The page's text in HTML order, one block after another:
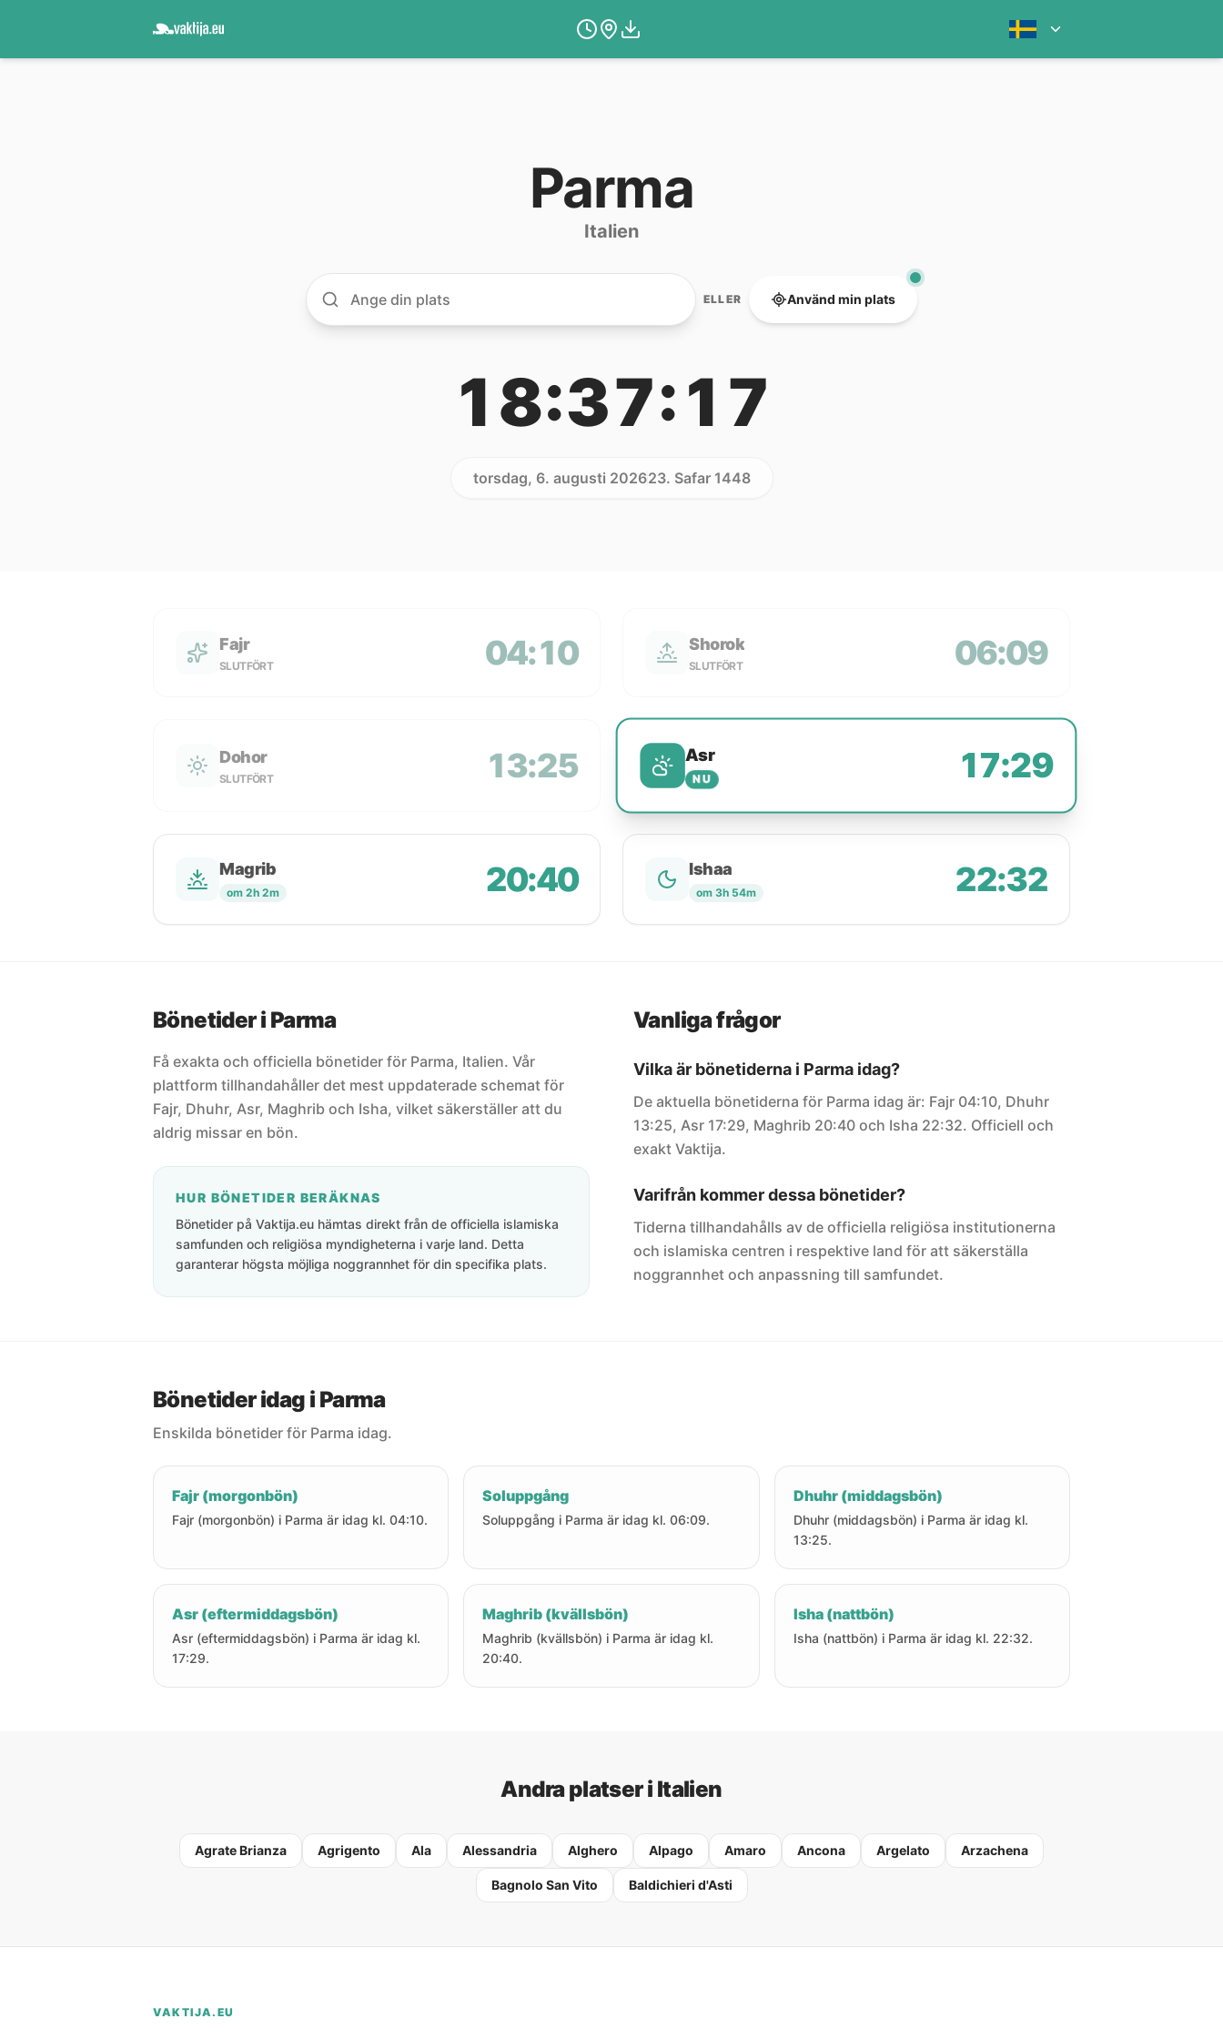
Parma
Italien
ELLER Använd min plats
18:37:17
torsdag, 6. augusti 202623. Safar 1448
Fajr
SLUTFÖRT 04:10 Shorok
SLUTFÖRT 06:09
Dohor
SLUTFÖRT 13:25 Asr
NU 17:29
Magrib
om 2h 2m 20:40 Ishaa
om 3h 54m 22:32
Bönetider i Parma
Få exakta och officiella bönetider för Parma, Italien. Vår
plattform tillhandahåller det mest uppdaterade schemat för
Fajr, Dhuhr, Asr, Maghrib och Isha, vilket säkerställer att du
aldrig missar en bön.
HUR BÖNETIDER BERÄKNAS
Bönetider på Vaktija.eu hämtas direkt från de officiella islamiska
samfunden och religiösa myndigheterna i varje land. Detta
garanterar högsta möjliga noggrannhet för din specifika plats.
Vanliga frågor
Vilka är bönetiderna i Parma idag?
De aktuella bönetiderna för Parma idag är: Fajr 04:10, Dhuhr
13:25, Asr 17:29, Maghrib 20:40 och Isha 22:32. Officiell och
exakt Vaktija.
Varifrån kommer dessa bönetider?
Tiderna tillhandahålls av de officiella religiösa institutionerna
och islamiska centren i respektive land för att säkerställa
noggrannhet och anpassning till samfundet.
Bönetider idag i Parma
Enskilda bönetider för Parma idag.
Fajr (morgonbön)
Fajr (morgonbön) i Parma är idag kl. 04:10.
Soluppgång
Soluppgång i Parma är idag kl. 06:09.
Dhuhr (middagsbön)
Dhuhr (middagsbön) i Parma är idag kl.
13:25.
Asr (eftermiddagsbön)
Asr (eftermiddagsbön) i Parma är idag kl.
17:29.
Maghrib (kvällsbön)
Maghrib (kvällsbön) i Parma är idag kl.
20:40.
Isha (nattbön)
Isha (nattbön) i Parma är idag kl. 22:32.
Andra platser i Italien
Agrate Brianza Agrigento Ala Alessandria Alghero Alpago Amaro Ancona Argelato Arzachena
Bagnolo San Vito Baldichieri d'Asti
VAKTIJA.EU